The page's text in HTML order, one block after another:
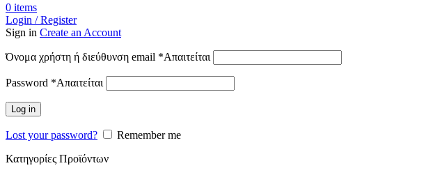
0 items
Login / Register
Sign in Create an Account
Όνομα χρήστη ή διεύθυνση email *Απαιτείται
Password *Απαιτείται
Log in
Lost your password?
Remember me
Κατηγορίες Προϊόντων